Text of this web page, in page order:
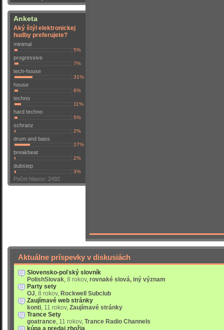
Anketa
Aký štýl elektronickej
hudby preferujete?
minimal
5%
progressive
7%
tech-house
31%
house
6%
techno
11%
hard techno
5%
schranz
2%
drum and bass
27%
breakbeat
2%
dubstep
3%
Počet hlasov: 2492
Aktuálne príspevky v diskusiách
Slovensko-poľský slovník
PolishSlovak, 8 rokov, rovnaké slová, iný význam
Party sety
OJ, 8 rokov, Rockwell Subclub
Zaujímavé web stránky
konti, 11 rokov, Zaujímavé stránky
Trance Sety
goatrance, 11 rokov, Trance Radio Channels
kúpa a predaj zbožia